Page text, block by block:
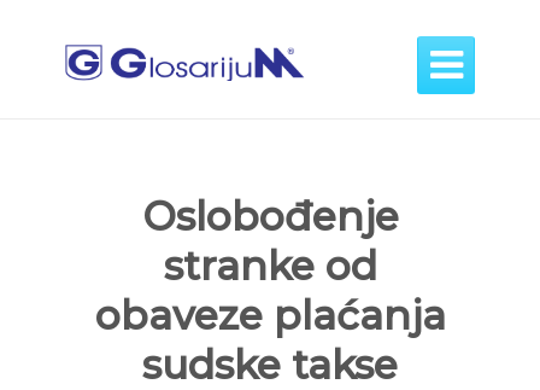

Oslobođenje
stranke od
obaveze plaćanja
sudske takse